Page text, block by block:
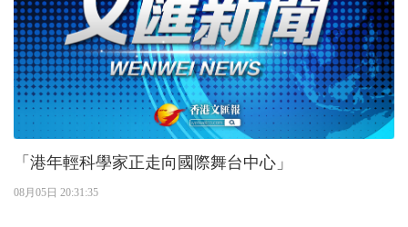
「港年輕科學家正走向國際舞台中心」
08月05日 20:31:35